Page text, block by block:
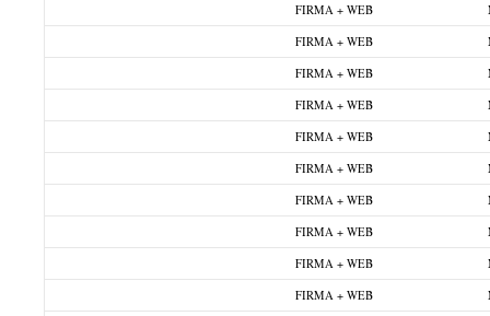
FIRMA + WEB
FIRMA + WEB
FIRMA + WEB
FIRMA + WEB
FIRMA + WEB
FIRMA + WEB
FIRMA + WEB
FIRMA + WEB
FIRMA + WEB
FIRMA + WEB